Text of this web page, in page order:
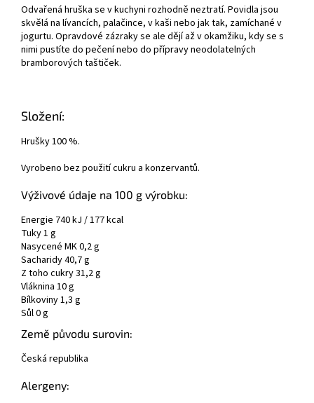
Odvařená hruška se v kuchyni rozhodně neztratí. Povidla jsou
skvělá na lívancích, palačince, v kaši nebo jak tak, zamíchané v
jogurtu. Opravdové zázraky se ale dějí až v okamžiku, kdy se s
nimi pustíte do pečení nebo do přípravy neodolatelných
bramborových taštiček.
Složení:
Hrušky 100 %.
Vyrobeno bez použití cukru a konzervantů.
Výživové údaje na 100 g výrobku:
Energie 740 kJ / 177 kcal
Tuky 1 g
Nasycené MK 0,2 g
Sacharidy 40,7 g
Z toho cukry 31,2 g
Vláknina 10 g
Bílkoviny 1,3 g
Sůl 0 g
Země původu surovin:
Česká republika
Alergeny: